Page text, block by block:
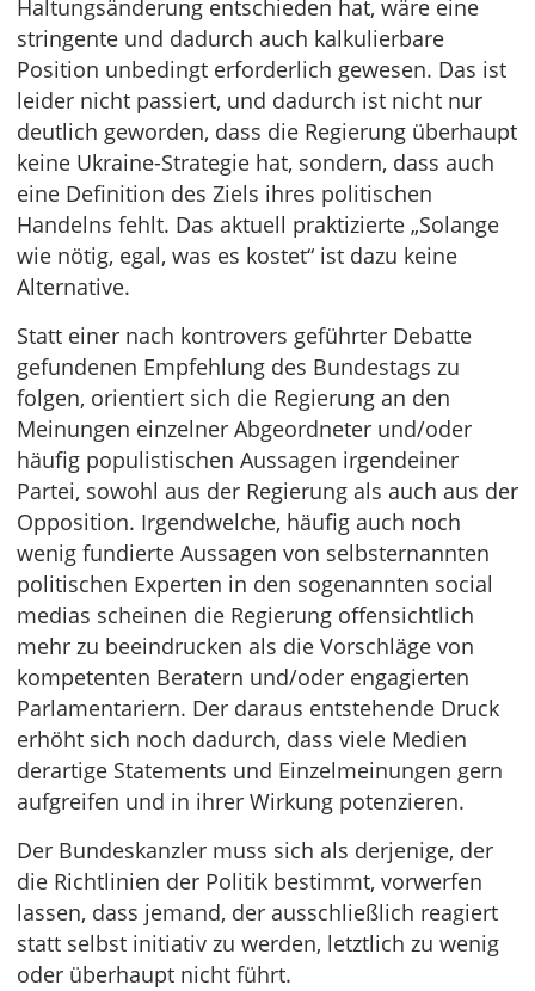
Haltungsänderung entschieden hat, wäre eine
stringente und dadurch auch kalkulierbare
Position unbedingt erforderlich gewesen. Das ist
leider nicht passiert, und dadurch ist nicht nur
deutlich geworden, dass die Regierung überhaupt
keine Ukraine-Strategie hat, sondern, dass auch
eine Definition des Ziels ihres politischen
Handelns fehlt. Das aktuell praktizierte „Solange
wie nötig, egal, was es kostet“ ist dazu keine
Alternative.
Statt einer nach kontrovers geführter Debatte
gefundenen Empfehlung des Bundestags zu
folgen, orientiert sich die Regierung an den
Meinungen einzelner Abgeordneter und/oder
häufig populistischen Aussagen irgendeiner
Partei, sowohl aus der Regierung als auch aus der
Opposition. Irgendwelche, häufig auch noch
wenig fundierte Aussagen von selbsternannten
politischen Experten in den sogenannten social
medias scheinen die Regierung offensichtlich
mehr zu beeindrucken als die Vorschläge von
kompetenten Beratern und/oder engagierten
Parlamentariern. Der daraus entstehende Druck
erhöht sich noch dadurch, dass viele Medien
derartige Statements und Einzelmeinungen gern
aufgreifen und in ihrer Wirkung potenzieren.
Der Bundeskanzler muss sich als derjenige, der
die Richtlinien der Politik bestimmt, vorwerfen
lassen, dass jemand, der ausschließlich reagiert
statt selbst initiativ zu werden, letztlich zu wenig
oder überhaupt nicht führt.